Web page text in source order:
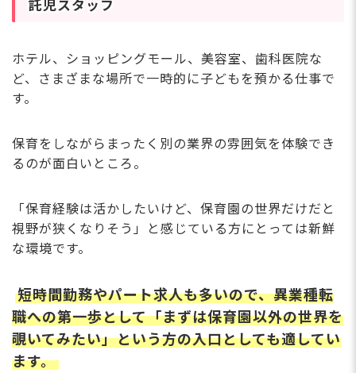
託児スタッフ
ホテル、ショッピングモール、美容室、歯科医院な
ど、さまざまな場所で一時的に子どもを預かる仕事で
す。
保育をしながらまったく別の業界の雰囲気を体験でき
るのが面白いところ。
「保育経験は活かしたいけど、保育園の世界だけだと
視野が狭くなりそう」と感じている方にとっては新鮮
な環境です。
短時間勤務やパート求人も多いので、異業種転
職への第一歩として「まずは保育園以外の世界を
覗いてみたい」という方の入口としても適してい
ます。